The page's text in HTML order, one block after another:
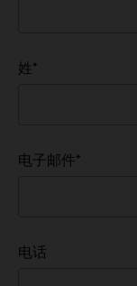
姓 *
电子邮件*
电话